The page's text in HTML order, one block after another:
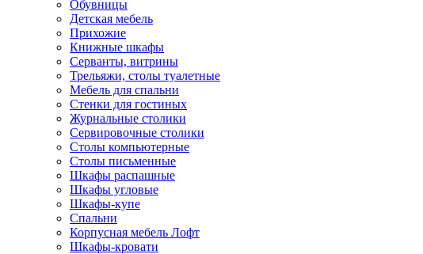
Обувницы
Детская мебель
Прихожие
Книжные шкафы
Серванты, витрины
Трельяжи, столы туалетные
Мебель для спальни
Стенки для гостиных
Журнальные столики
Сервировочные столики
Столы компьютерные
Столы письменные
Шкафы распашные
Шкафы угловые
Шкафы-купе
Спальни
Корпусная мебель Лофт
Шкафы-кровати